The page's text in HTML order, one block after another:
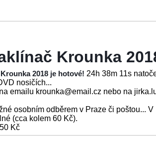
Krounka
2018 je hotové! 24h 38m 11s
nosičích...
emailu krounka@email.cz nebo na
osobním odběrem v Praze či poštou...
(cca kolem 60 Kč).
Kč